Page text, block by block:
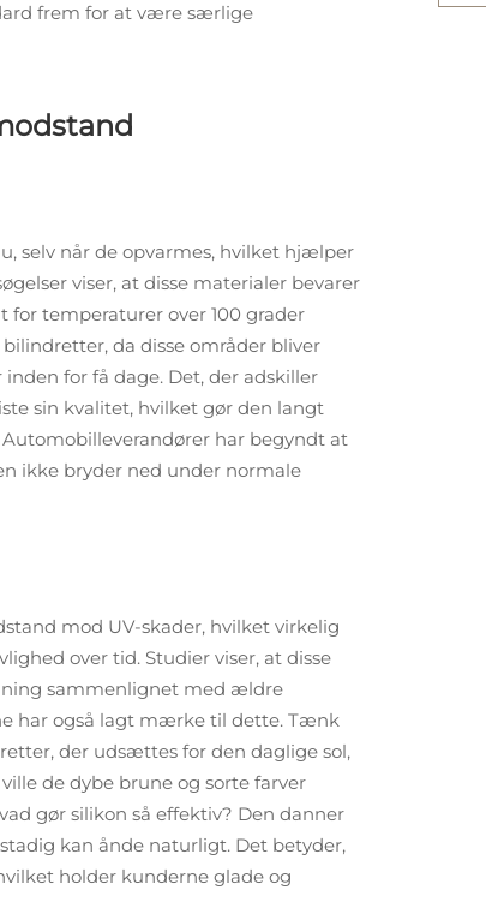
frem for at være særlige
selv når de opvarmes, hvilket hjælper
viser, at disse materialer bevarer
temperaturer over 100 grader
da disse områder bliver
for få dage. Det, der adskiller
sin kvalitet, hvilket gør den langt
har begyndt at
ikke bryder ned under normale
mod UV-skader, hvilket virkelig
over tid. Studier viser, at disse
sammenlignet med ældre
har også lagt mærke til dette. Tænk
der udsættes for den daglige sol,
de dybe brune og sorte farver
gør silikon så effektiv? Den danner
kan ånde naturligt. Det betyder,
holder kunderne glade og